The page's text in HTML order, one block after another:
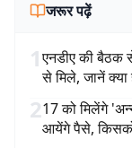
जरूर पढ़ें
1एनडीए की बैठक
से मिले, जानें
217 को मिलेंगे
आयेंगे पैसे, किसको